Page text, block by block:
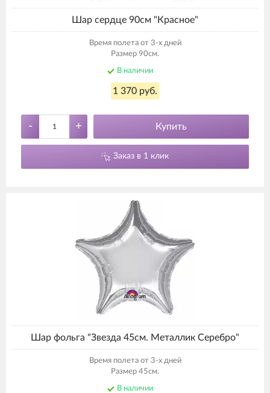
Шар сердце 90см "Красное"
Время полета от 3-х дней
Размер 90см.
В наличии
1 370 руб.
- + Купить
Заказ в 1 клик
Шар фольга "Звезда 45см. Металлик Серебро"
Время полета от 3-х дней
Размер 45см.
В наличии